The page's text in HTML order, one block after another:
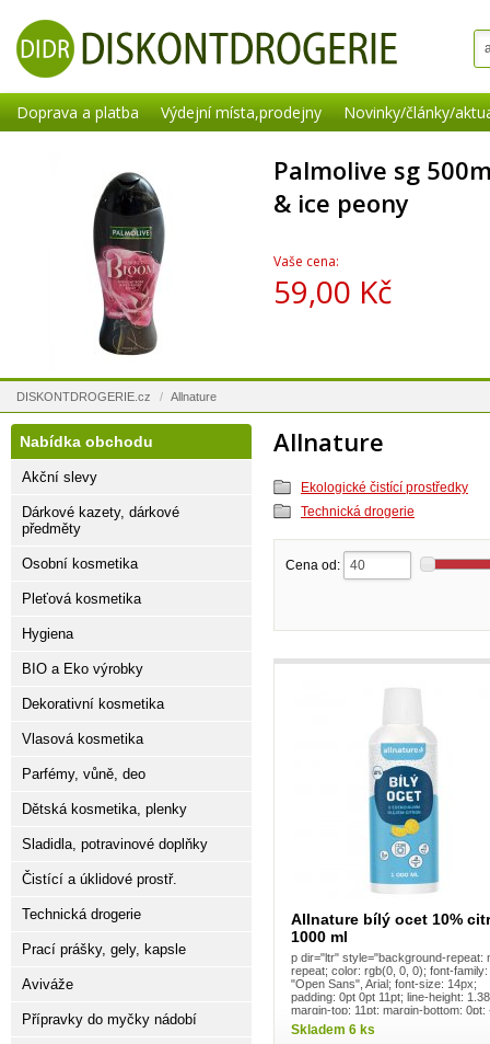
Doprava a platba Výdejní místa,prodejny Novinky/články/
Palmolive sg
& ice peony
Vaše cena:
59,00 Kč
DISKONTDROGERIE.cz / Allnature
Allnature
Ekologické čistící prostředky
Technická drogerie
Cena od:
Allnature bílý ocet 10%
1000 ml
p dir="ltr" style="background-repeat:
repeat; color: rgb(0, 0, 0); font-family:
"Open Sans", Arial; font-size: 14px;
padding: 0pt 0pt 11pt; line-height:
margin-top: 11pt; margin-bottom: 0pt;
9.19px !important; --vw: 19.03px
...
Skladem 6 ks
Nabídka obchodu
Akční slevy
Dárkové kazety, dárkové
předměty
Osobní kosmetika
Pleťová kosmetika
Hygiena
BIO a Eko výrobky
Dekorativní kosmetika
Vlasová kosmetika
Parfémy, vůně, deo
Dětská kosmetika, plenky
Sladidla, potravinové doplňky
Čistící a úklidové prostř.
Technická drogerie
Prací prášky, gely, kapsle
Aviváže
Přípravky do myčky nádobí